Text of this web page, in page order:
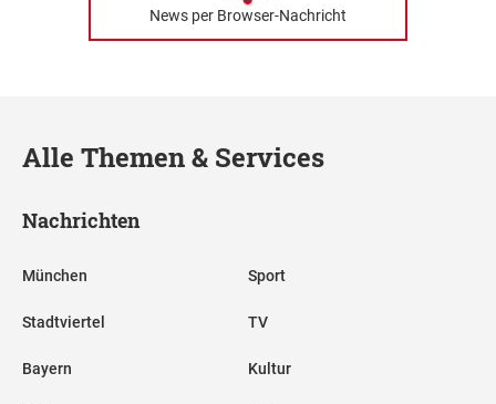
News per Browser-Nachricht
Alle Themen & Services
Nachrichten
München
Stadtviertel
Bayern
Sport
TV
Kultur